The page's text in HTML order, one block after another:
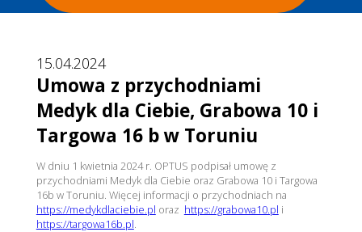
15.04.2024
Umowa z przychodniami
Medyk dla Ciebie, Grabowa 10 i
Targowa 16 b w Toruniu
W dniu 1 kwietnia 2024 r. OPTUS podpisał umowę z
przychodniami Medyk dla Ciebie oraz Grabowa 10 i Targowa
16b w Toruniu. Więcej informacji o przychodniach na
https://medykdlaciebie.pl oraz https://grabowa10.pl i
https://targowa16b.pl